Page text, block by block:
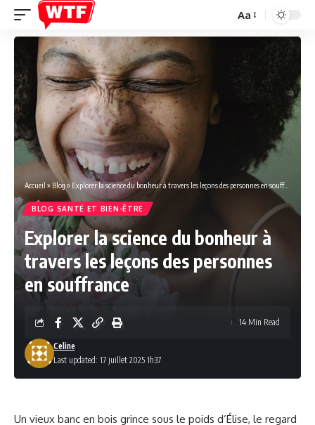
Font
Resizer
Aa
Accueil»Blog» Explorer la science du bonheur à travers les leçons des personnes en souffrance
BLOG SANTÉ ET BIEN-ÊTRE
Explorer la science du bonheur à
travers les leçons des personnes
en souffrance
Last updated: 17 juillet 2025 1h37
Celine
14 Min Read
Un vieux banc en bois grince sous le poids d’Élise, le regard